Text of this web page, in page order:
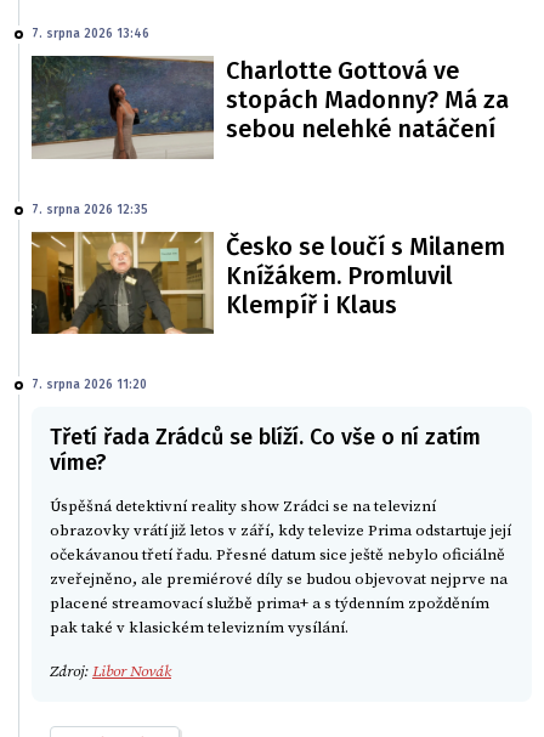
7. srpna 2026 13:46
Charlotte Gottová ve
stopách Madonny? Má za
sebou nelehké natáčení
7. srpna 2026 12:35
Česko se loučí s Milanem
Knížákem. Promluvil
Klempíř i Klaus
7. srpna 2026 11:20
Třetí řada Zrádců se blíží. Co vše o ní zatím
víme?
Úspěšná detektivní reality show Zrádci se na televizní
obrazovky vrátí již letos v září, kdy televize Prima odstartuje její
očekávanou třetí řadu. Přesné datum sice ještě nebylo oficiálně
zveřejněno, ale premiérové díly se budou objevovat nejprve na
placené streamovací službě prima+ a s týdenním zpožděním
pak také v klasickém televizním vysílání.
Zdroj:Libor Novák